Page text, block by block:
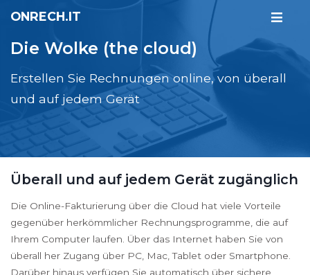
ONRECH.IT
Die Wolke (the cloud)
Erstellen Sie Rechnungen online, von überall
und auf jedem Gerät
Überall und auf jedem Gerät zugänglich
Die Online-Fakturierung über die Cloud hat viele Vorteile
gegenüber herkömmlicher Rechnungsprogramme, die auf
Ihrem Computer laufen. Über das Internet haben Sie von
überall her Zugang über PC, Mac, Tablet oder Smartphone.
Darüber hinaus verfügen Sie automatisch über sichere